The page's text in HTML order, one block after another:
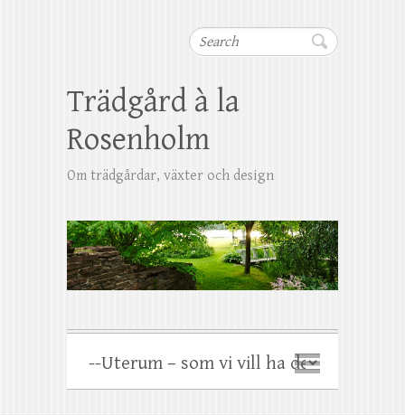
Search
Trädgård à la
Rosenholm
Om trädgårdar, växter och design